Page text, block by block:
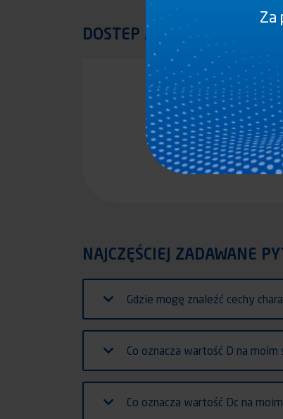
DOSTEP ZASTRZEZONY
NAJCZĘŚCIEJ ZADAWANE
Gdzie mogę znaleźć cechy
Co oznacza wartość D na moim
Co oznacza wartość Dc na
Za